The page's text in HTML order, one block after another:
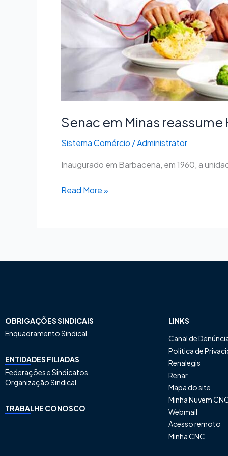
Senac em Minas
Sistema Comércio /Administrator
Inaugurado em Barbacena, em 1960, a
Read More »
OBRIGAÇÕES SINDICAIS
Enquadramento Sindical
ENTIDADES FILIADAS
Federações e Sindicatos
Organização Sindical
TRABALHE CONOSCO
LINKS
Canal de
Política de
Renalegis
Renar
Mapa do site
Minha Nuvem
Webmail
Acesso remoto
Minha CNC